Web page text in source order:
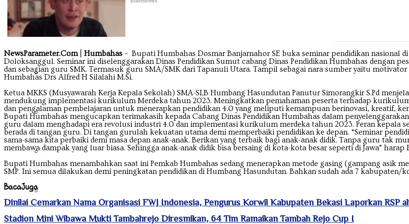
Kepulauan Riau
Lampung
Maluku
Nanggroe Aceh Darussalam
NewsParameter.Com| Humbahas – Bupati Humbahas Dosmar Banjarnahor SE buka seminar pendidikan nasional
Doloksanggul. Seminar ini diselenggarakan Dinas Pendidikan Sumut cabang Dinas Pendidikan Humbahas dengan
dan sebagian guru SMK. Termasuk guru SMA/SMK dari Tapanuli Utara. Tampil sebagai nara sumber yaitu
Humbahas Drs Alfred H Silalahi M.Si.
Ketua MKKS (Musyawarah Kerja Kepala Sekolah) SMA-SLB Humbang Hasundutan Panutur Simorangkir S.Pd
mendukung implementasi kurikulum Merdeka tahun 2023. Meningkatkan pemahaman peserta terhadap
dan pengalaman pembelajaran untuk menerapkan pendidikan 4.0 yang meliputi kemampuan berinovasi, kreatif,
Bupati Humbahas mengucapkan terimakasih kepada Cabang Dinas Pendidikan Humbahas dalam
guru dalam menghadapi era revolusi industri 4.0 dan implementasi kurikulum merdeka tahun 2023. Peran kepala
berada di tangan guru. Di tangan gurulah kekuatan utama demi memperbaiki pendidikan ke depan. “Seminar
sama-sama kita perbaiki demi masa depan anak-anak. Berikan yang terbaik bagi anak-anak didik. Tanpa guru tak
membawa dampak yang luar biasa. Sehingga anak-anak didik bisa bersaing di kota-kota besar seperti di Jawa”
Bupati Humbahas menambahkan saat ini Pemkab Humbahas sedang menerapkan metode gasing (gampang asik
SMP. Ini semua dilakukan demi peningkatan pendidikan di Humbang Hasundutan. Bahkan sudah ada 7
BacaJuga
Dinilai Cemarkan Nama Organisasi FWJ Indonesia, Pengurus Korwil Kabupaten Bekasi Laporkan RSP
Stadion Mini Wibawa Mukti Tambahrejo Diresmikan, 64 Tim Ramaikan Tambah Rejo Cup I